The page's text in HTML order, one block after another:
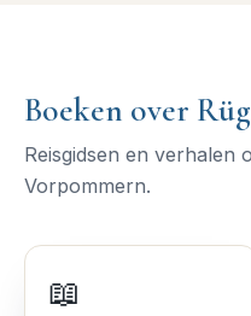
Boeken over
Reisgidsen en verhalen
Vorpommern.
📖